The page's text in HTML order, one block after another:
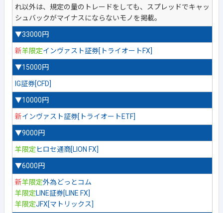
れ以外は、規定の量のトレードをしても、スプレッドでキャッ
シュバックがマイナスにならないモノを掲載。
▼33000円
新羊限定インヴァスト証券[トライオートFX]
▼15000円
IG証券[CFD]
▼10000円
新インヴァスト証券[トライオートETF]
▼9000円
羊限定 ヒロセ通商[LION FX]
▼6000円
新羊限定外為どっとコム
羊限定LINE証券[LINE FX]
羊限定JFX[マトリックス]